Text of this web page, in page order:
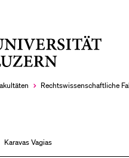
Rechtswissenschaftliche
Karavas Vagias
SUCHEN
haben noch keine Suche